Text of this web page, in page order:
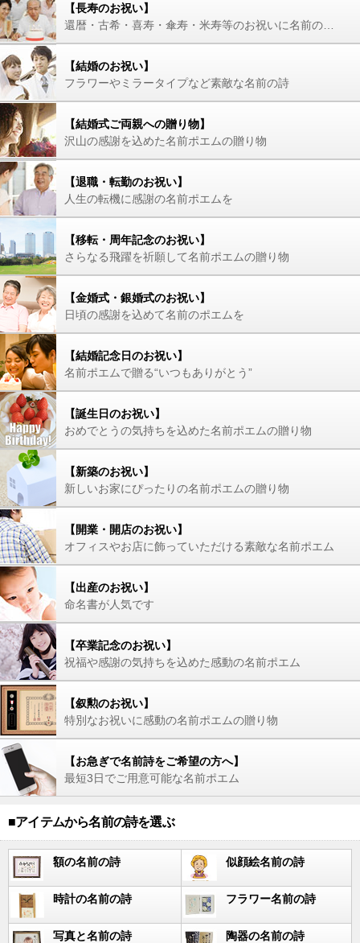
【長寿のお祝い】
【結婚のお祝い】
フラワーやミラータイプなど素敵な名前の詩
【結婚式ご両親への贈り物】
沢山の感謝を込めた名前ポエムの贈り物
【退職・転勤のお祝い】
人生の転機に感謝の名前ポエムを
【移転・周年記念のお祝い】
さらなる飛躍を祈願して名前ポエムの贈り物
【金婚式・銀婚式のお祝い】
日頃の感謝を込めて名前のポエムを
【結婚記念日のお祝い】
名前ポエムで贈る“いつもありがとう”
【誕生日のお祝い】
おめでとうの気持ちを込めた名前ポエムの贈り物
【新築のお祝い】
新しいお家にぴったりの名前ポエムの贈り物
【開業・開店のお祝い】
オフィスやお店に飾っていただける素敵な名前ポエム
【出産のお祝い】
命名書が人気です
【卒業記念のお祝い】
祝福や感謝の気持ちを込めた感動の名前ポエム
【叙勲のお祝い】
特別なお祝いに感動の名前ポエムの贈り物
【お急ぎで名前詩をご希望の方へ】
最短3日でご用意可能な名前ポエム
■アイテムから名前の詩を選ぶ
額の名前の詩 似顔絵名前の詩
時計の名前の詩 フラワー名前の詩
写真と名前の詩 陶器の名前の詩